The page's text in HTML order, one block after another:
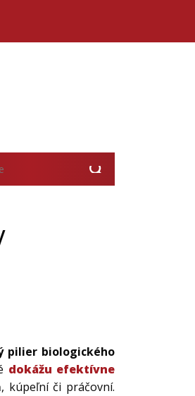
pilier biologického
dokážu efektívne
kúpeľní či práčovní.